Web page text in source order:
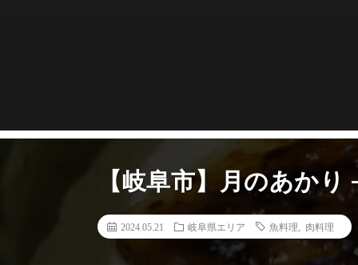
【岐阜市】月のあか
2024.05.21 岐阜県エリア 魚料理 肉料理